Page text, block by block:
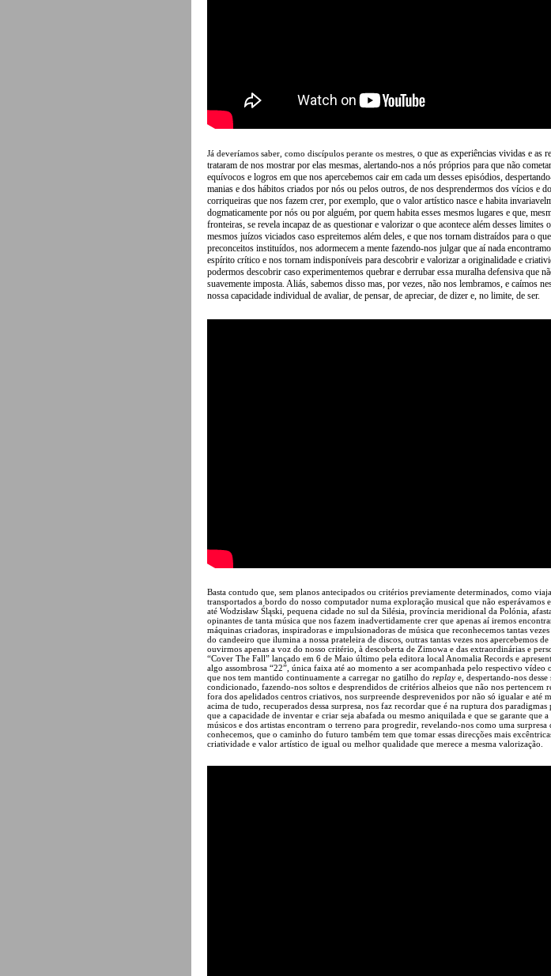
Já deveríamos saber, como discípulos perante os mestres, o que as experiências vividas e as
trataram de nos mostrar por elas mesmas, alertando-nos a nós próprios para que não
equívocos e logros em que nos apercebemos cair em cada um desses episódios,
manias e dos hábitos criados por nós ou pelos outros, de nos desprendermos dos vícios e
corriqueiras que nos fazem crer, por exemplo, que o valor artístico nasce e habita
dogmaticamente por nós ou por alguém, por quem habita esses mesmos lugares e que,
fronteiras, se revela incapaz de as questionar e valorizar o que acontece além desses limites
mesmos juízos viciados caso espreitemos além deles, e que nos tornam distraídos para o
preconceitos instituídos, nos adormecem a mente fazendo-nos julgar que aí nada
espírito crítico e nos tornam indisponíveis para descobrir e valorizar a originalidade e
podermos descobrir caso experimentemos quebrar e derrubar essa muralha defensiva que
suavemente imposta. Aliás, sabemos disso mas, por vezes, não nos lembramos, e caímos
nossa capacidade individual de avaliar, de pensar, de apreciar, de dizer e, no limite, de ser.
Basta contudo que, sem planos antecipados ou critérios previamente determinados, como
transportados a bordo do nosso computador numa exploração musical que não esperávamos
até Wodzisław Śląski, pequena cidade no sul da Silésia, província meridional da Polónia,
opinantes de tanta música que nos fazem inadvertidamente crer que apenas aí iremos
máquinas criadoras, inspiradoras e impulsionadoras de música que reconhecemos tantas
do candeeiro que ilumina a nossa prateleira de discos, outras tantas vezes nos apercebemos
ouvirmos apenas a voz do nosso critério, à descoberta de Zimowa e das extraordinárias e
“Cover The Fall” lançado em 6 de Maio último pela editora local Anomalia Records e
algo assombrosa “22”, única faixa até ao momento a ser acompanhada pelo respectivo vídeo
que nos tem mantido continuamente a carregar no gatilho do replay e, despertando-nos
condicionado, fazendo-nos soltos e desprendidos de critérios alheios que não nos pertencem
fora dos apelidados centros criativos, nos surpreende desprevenidos por não só igualar e até
acima de tudo, recuperados dessa surpresa, nos faz recordar que é na ruptura dos
que a capacidade de inventar e criar seja abafada ou mesmo aniquilada e que se garante
músicos e dos artistas encontram o terreno para progredir, revelando-nos como uma
conhecemos, que o caminho do futuro também tem que tomar essas direcções mais
criatividade e valor artístico de igual ou melhor qualidade que merece a mesma valorização.